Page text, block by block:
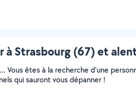
à Strasbourg (67) et
êtes à la recherche d'une
qui sauront vous dépanner !